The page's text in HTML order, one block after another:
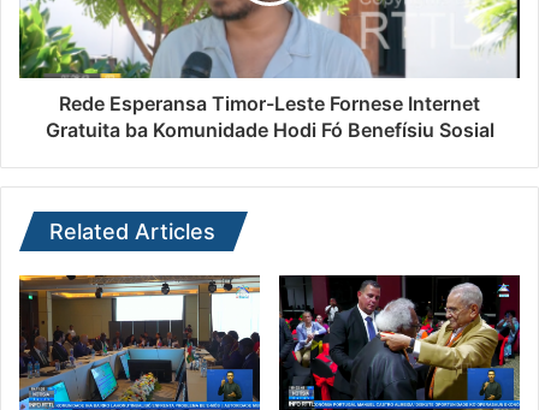
Rede Esperansa Timor-Leste Fornese Internet
Gratuita ba Komunidade Hodi Fó Benefísiu Sosial
Related Articles